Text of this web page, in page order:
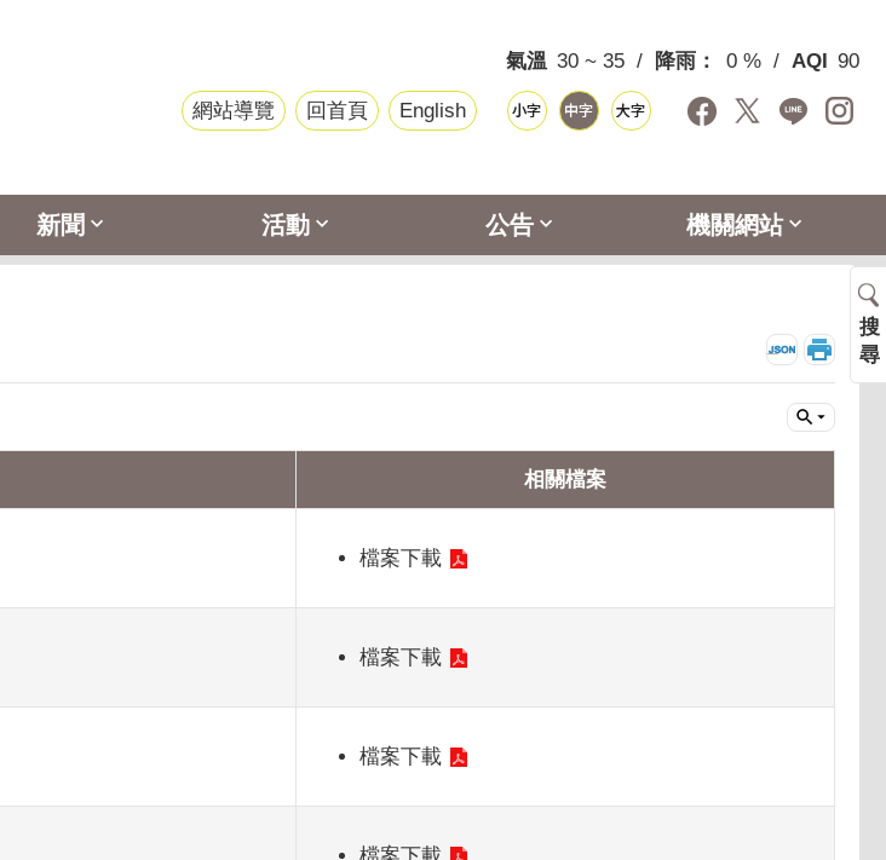
氣溫 30 ~ 35 降雨： 0 % AQI 90
網站導覽 回首頁 English
新聞 活動 公告 機關網站
搜
尋
_
相關檔案
檔案下載
檔案下載
檔案下載